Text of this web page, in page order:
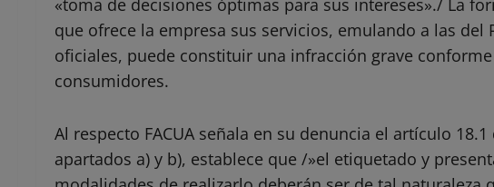
que ofrece la empresa sus servicios, emulando a las del
oficiales, puede constituir una infracción grave
consumidores.
Al respecto FACUA señala en su denuncia el artículo
apartados a) y b), establece que /»el etiquetado y